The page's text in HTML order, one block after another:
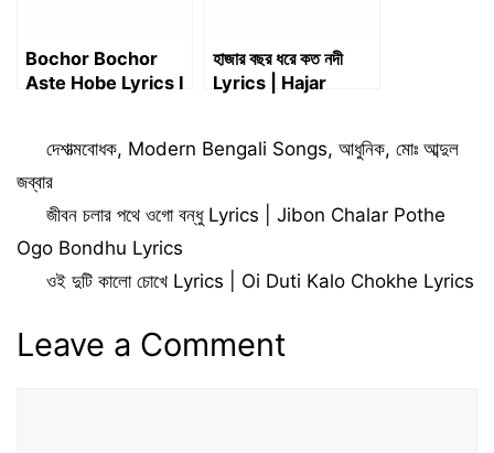
Bochor Bochor
Aste Hobe Lyrics I
Haimanti
হাজার বছর ধরে কত নদী
Lyrics | Hajar
Categories
দেশাত্মবোধক, Modern Bengali Songs,আধুনিক,মোঃ আব্দুল
জব্বার
জীবন চলার পথে ওগো বন্ধু Lyrics | Jibon Chalar Pothe
Ogo Bondhu Lyrics
ওই দুটি কালো চোখে Lyrics | Oi Duti Kalo Chokhe Lyrics
Leave a Comment